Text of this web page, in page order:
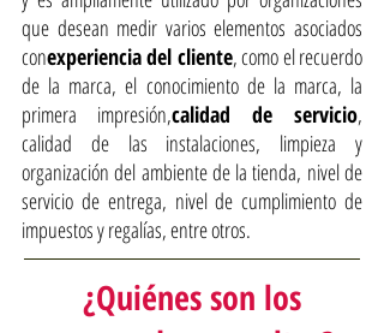
que desean medir varios elementos asociados
conexperiencia del cliente, como el recuerdo
de la marca, el conocimiento de la marca, la
primera impresión,calidad de servicio,
calidad de las instalaciones, limpieza y
organización del ambiente de la tienda, nivel de
servicio de entrega, nivel de cumplimiento de
impuestos y regalías, entre otros.
¿Quiénes son los